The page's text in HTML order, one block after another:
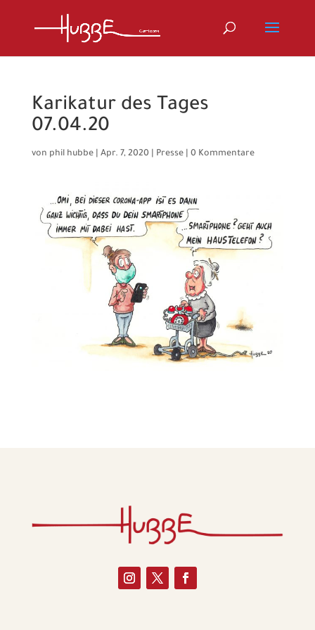
Karikatur des Tages
07.04.20
von phil hubbe| Apr. 7, 2020| Presse| 0 Kommentare